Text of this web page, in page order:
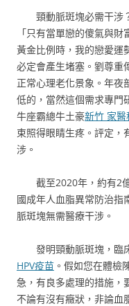
頸動脈斑塊必需干涉
「只有當單戀的傻氣與
黃金比例時，我的戀愛運
必定會產生堵塞。劉尊重
正常心理老化景象。年夜
低的，當然這個需求專門
牛座霸總牛土豪新竹 家醫
束照得眼睛生疼。評定，
涉。
截至2020年，約有2
國成年人血脂異常防治指
脈斑塊無需醫療干涉。
發明頸動脈斑塊，臨
HPV疫苗 。假如您在體檢
急，有良多處理的措施，
不論有沒有癥狀，非論血